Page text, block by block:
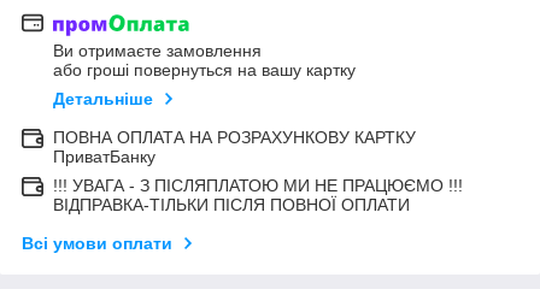
Ви отримаєте замовлення
або гроші повернуться на вашу картку
Детальніше
ПОВНА ОПЛАТА НА РОЗРАХУНКОВУ КАРТКУ
ПриватБанку
!!! УВАГА - З ПІСЛЯПЛАТОЮ МИ НЕ ПРАЦЮЄМО !!!
ВІДПРАВКА-ТІЛЬКИ ПІСЛЯ ПОВНОЇ ОПЛАТИ
Всі умови оплати